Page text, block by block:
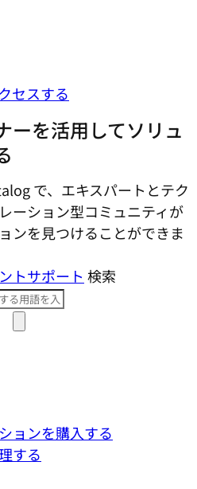
セスする
ーを活用してソリュ
で、エキスパートとテク
ーション型コミ​ュニティが
ンを見つけることができま
トサポート 検索
ョンを購入する
する